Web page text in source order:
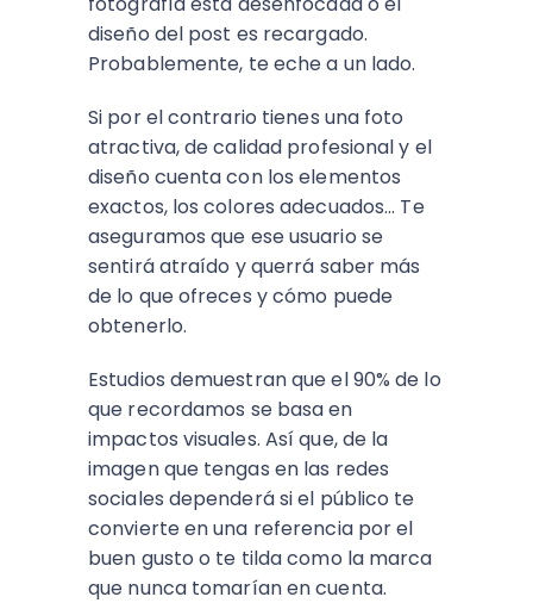
diseño del post es recargado.
Probablemente, te eche a un lado.
Si por el contrario tienes una foto
atractiva, de calidad profesional y el
diseño cuenta con los elementos
exactos, los colores adecuados... Te
aseguramos que ese usuario se
sentirá atraído y querrá saber más
de lo que ofreces y cómo puede
obtenerlo.
Estudios demuestran que el 90% de lo
que recordamos se basa en
impactos visuales. Así que, de la
imagen que tengas en las redes
sociales dependerá si el público te
convierte en una referencia por el
buen gusto o te tilda como la marca
que nunca tomarían en cuenta.